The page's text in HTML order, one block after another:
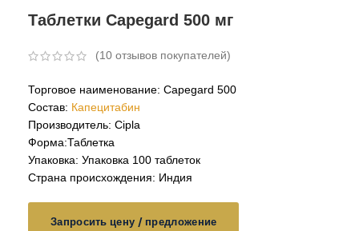
Таблетки Capegard 500 мг
(10 отзывов покупателей)
Торговое наименование: Capegard 500
Состав: Капецитабин
Производитель: Cipla
Форма:Таблетка
Упаковка: Упаковка 100 таблеток
Страна происхождения: Индия
Запросить цену / предложение